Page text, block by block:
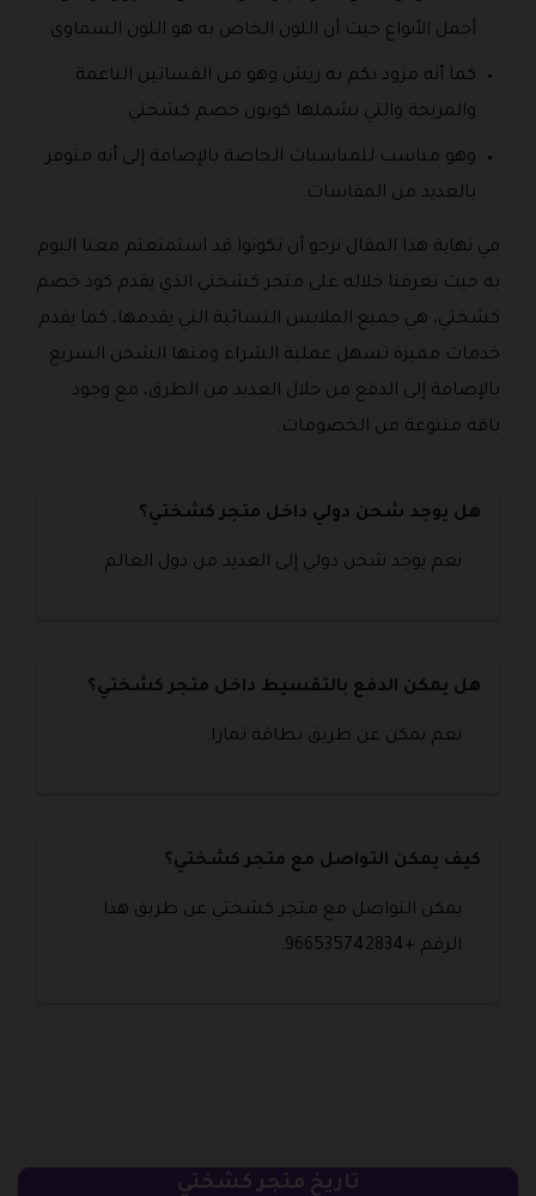
أجمل الأنواع حيث أن اللون الخاص به هو اللون السماوي.
كما أنه مزود بكم به ريش وهو من الفساتين الناعمة
والمريحة والتي يشملها كوبون خصم كشختي.
وهو مناسب للمناسبات الخاصة بالإضافة إلى أنه متوفر
بالعديد من المقاسات.
في نهاية هذا المقال نرجو أن تكونوا قد استمتعتم معنا اليوم
به حيث تعرفنا خلاله على متجر كشختي الذي يقدم كود خصم
كشختي، هي جميع الملابس النسائية التي يقدمها، كما يقدم
خدمات مميزة تسهل عملية الشراء ومنها الشحن السريع
بالإضافة إلى الدفع من خلال العديد من الطرق، مع وجود
باقة متنوعة من الخصومات.
هل يوجد شحن دولي داخل متجر كشختي؟
نعم يوجد شحن دولي إلى العديد من دول العالم.
هل يمكن الدفع بالتقسيط داخل متجر كشختي؟
نعم يمكن عن طريق بطاقة تمارا.
كيف يمكن التواصل مع متجر كشختي؟
يمكن التواصل مع متجر كشختي عن طريق هذا
الرقم +966535742834.
تاريخ متجر كشختي